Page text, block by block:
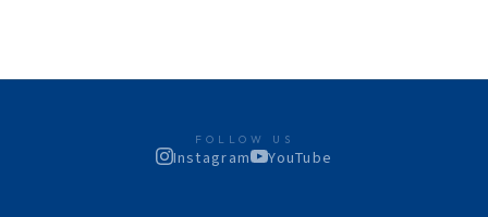
FOLLOW US
Instagram YouTube